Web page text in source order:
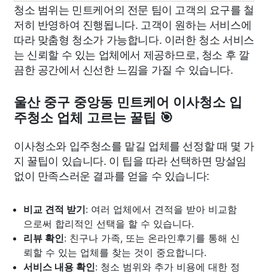
청소 범위는 민트케어의 전문 팀이 고객의 요구를 철
저히 반영하여 진행됩니다. 고객이 원하는 서비스에
따라 맞춤형 청소가 가능합니다. 이러한 청소 서비스
는 신뢰할 수 있는 업체에서 제공하므로, 청소 후 깔
끔한 공간에서 신선한 느낌을 가질 수 있습니다.
울산 중구 중앙동 민트케어 이사청소 입
주청소 업체 고르는 꿀팁 🎯
이사청소와 입주청소를 맡길 업체를 선정할 때 몇 가
지 꿀팁이 있습니다. 이 팁을 따라 선택하면 망설임
없이 만족스러운 결과를 얻을 수 있습니다:
비교 견적 받기: 여러 업체에서 견적을 받아 비교함
으로써 합리적인 선택을 할 수 있습니다.
리뷰 확인: 친구나 가족, 또는 온라인후기를 통해 신
뢰할 수 있는 업체를 찾는 것이 중요합니다.
서비스 내용 확인: 청소 범위와 추가 비용에 대한 정